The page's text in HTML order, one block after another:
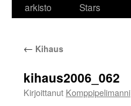
arkisto
Stars
← Kihaus
kihaus2006_062
Kirjoittanut Komppipelimanni